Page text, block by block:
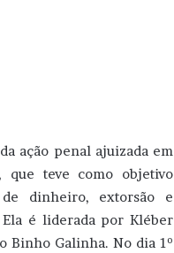
ação penal ajuizada em
que teve como objetivo
de dinheiro, extorsão e
é liderada por Kléber
Binho Galinha. No dia 1º